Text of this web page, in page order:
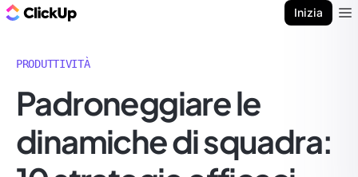
Inizia
PRODUTTIVITÀ
Padroneggiare le
dinamiche di squadra: